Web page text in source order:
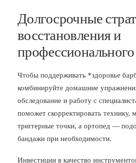
Долгосрочные
восстановления и
Чтобы поддерживать *здоровье
комбинируйте домашние
обследование и работу с
поможет скорректировать технику,
триггерные точки, а ортопед —
бандажи при необходимости.
Инвестиции в качество